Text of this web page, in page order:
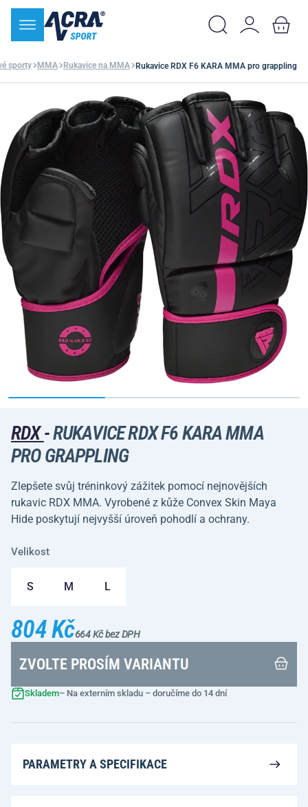
sporty MMA Rukavice na MMA Rukavice RDX F6 KARA MMA pro grappling
RDX-RUKAVICE RDX F6 KARA MMA
PRO GRAPPLING
Zlepšete svůj tréninkový zážitek pomocí nejnovějších
rukavic RDX MMA. Vyrobené z kůže Convex Skin Maya
Hide poskytují nejvyšší úroveň pohodlí a ochrany.
Velikost
S M L
804 Kč664 Kč bez DPH
ZVOLTE PROSÍM VARIANTU
Skladem– Na externím skladu – doručíme do 14 dní
PARAMETRY A SPECIFIKACE